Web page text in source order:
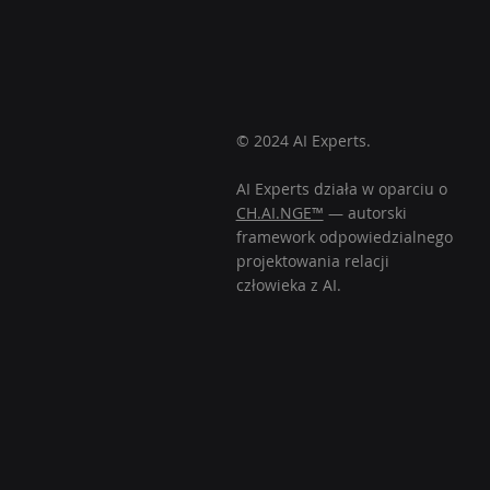
© 2024 AI Experts.
AI Experts działa w oparciu o
CH.AI.NGE™ — autorski
framework odpowiedzialnego
projektowania relacji
człowieka z AI.